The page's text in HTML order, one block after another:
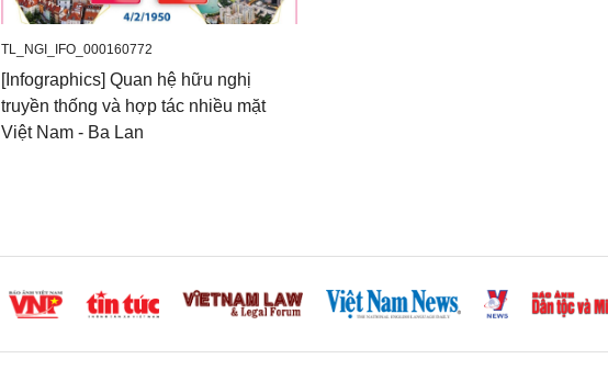
TL_NGI_IFO_000160772
[Infographics] Quan hệ hữu nghị
truyền thống và hợp tác nhiều mặt
Việt Nam - Ba Lan